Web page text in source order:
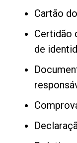
Cartão
Certidão
de